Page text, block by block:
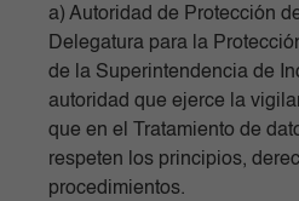
a) Autoridad de Protección
Delegatura para la
de la Superintendencia de
autoridad que ejerce la
que en el Tratamiento de
respeten los principios,
procedimientos.